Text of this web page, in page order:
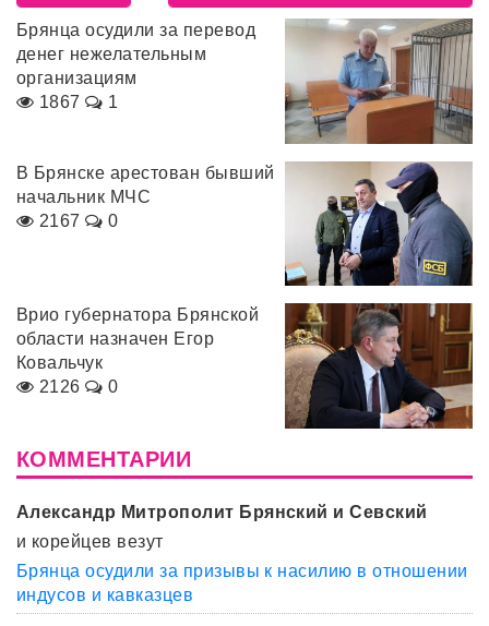
Брянца осудили за перевод
денег нежелательным
организациям
1867
1
В Брянске арестован бывший
начальник МЧС
2167
0
Врио губернатора Брянской
области назначен Егор
Ковальчук
2126
0
КОММЕНТАРИИ
Александр Митрополит Брянский и Севский
и корейцев везут
Брянца осудили за призывы к насилию в отношении
индусов и кавказцев